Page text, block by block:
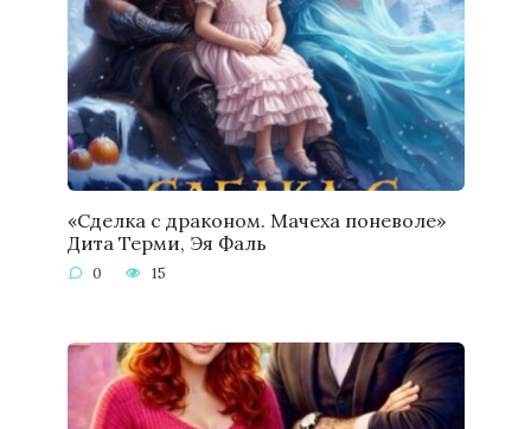
«Сделка с драконом. Мачеха поневоле»
Дита Терми, Эя Фаль
0 15